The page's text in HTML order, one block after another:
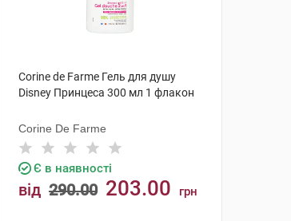
Corine de Farme Гель для душу
Disney Принцеса 300 мл 1 флакон
Corine De Farme
Є в наявності
від 290.00 203.00 грн